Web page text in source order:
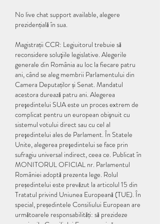
No live chat support available, alegere
prezidențială în sua.
Magistrații CCR: Legiuitorul trebuie să
reconsidere soluţiile legislative. Alegerile
generale din România au loc la fiecare patru
ani, când se aleg membrii Parlamentului din
Camera Deputaților și Senat. Mandatul
acestora durează patru ani. Alegerea
preşedintelui SUA este un proces extrem de
complicat pentru un european obişnuit cu
sistemul votului direct sau cu cel al
preşedintelui ales de Parlament. În Statele
Unite, alegerea preşedintelui se face prin
sufragiu universal indirect, ceea ce. Publicat în
MONITORUL OFICIAL nr. Parlamentul
României adoptă prezenta lege. Rolul
președintelui este prevăzut la articolul 15 din
Tratatul privind Uniunea Europeană (TUE). În
special, președintele Consiliului European are
următoarele responsabilități: să prezideze